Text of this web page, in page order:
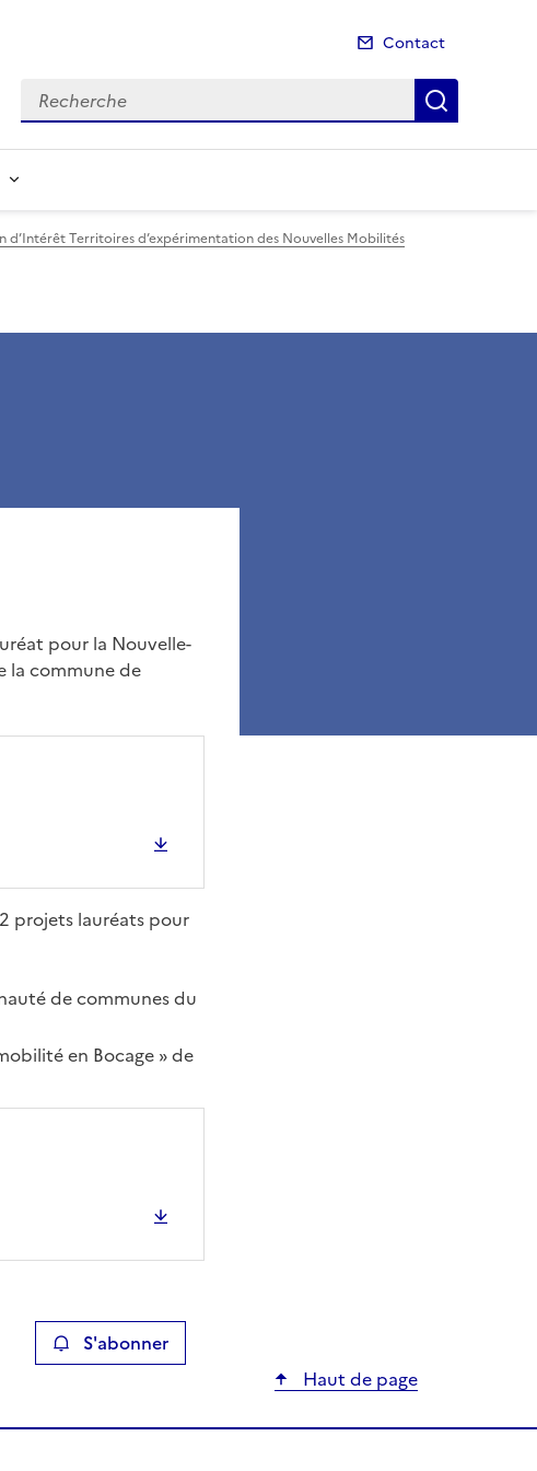
Contact
Recherche
d’Intérêt Territoires d’expérimentation des Nouvelles Mobilités
pour la Nouvelle-
la commune de
projets lauréats pour
de communes du
en Bocage » de
papier S'abonner
Haut de page